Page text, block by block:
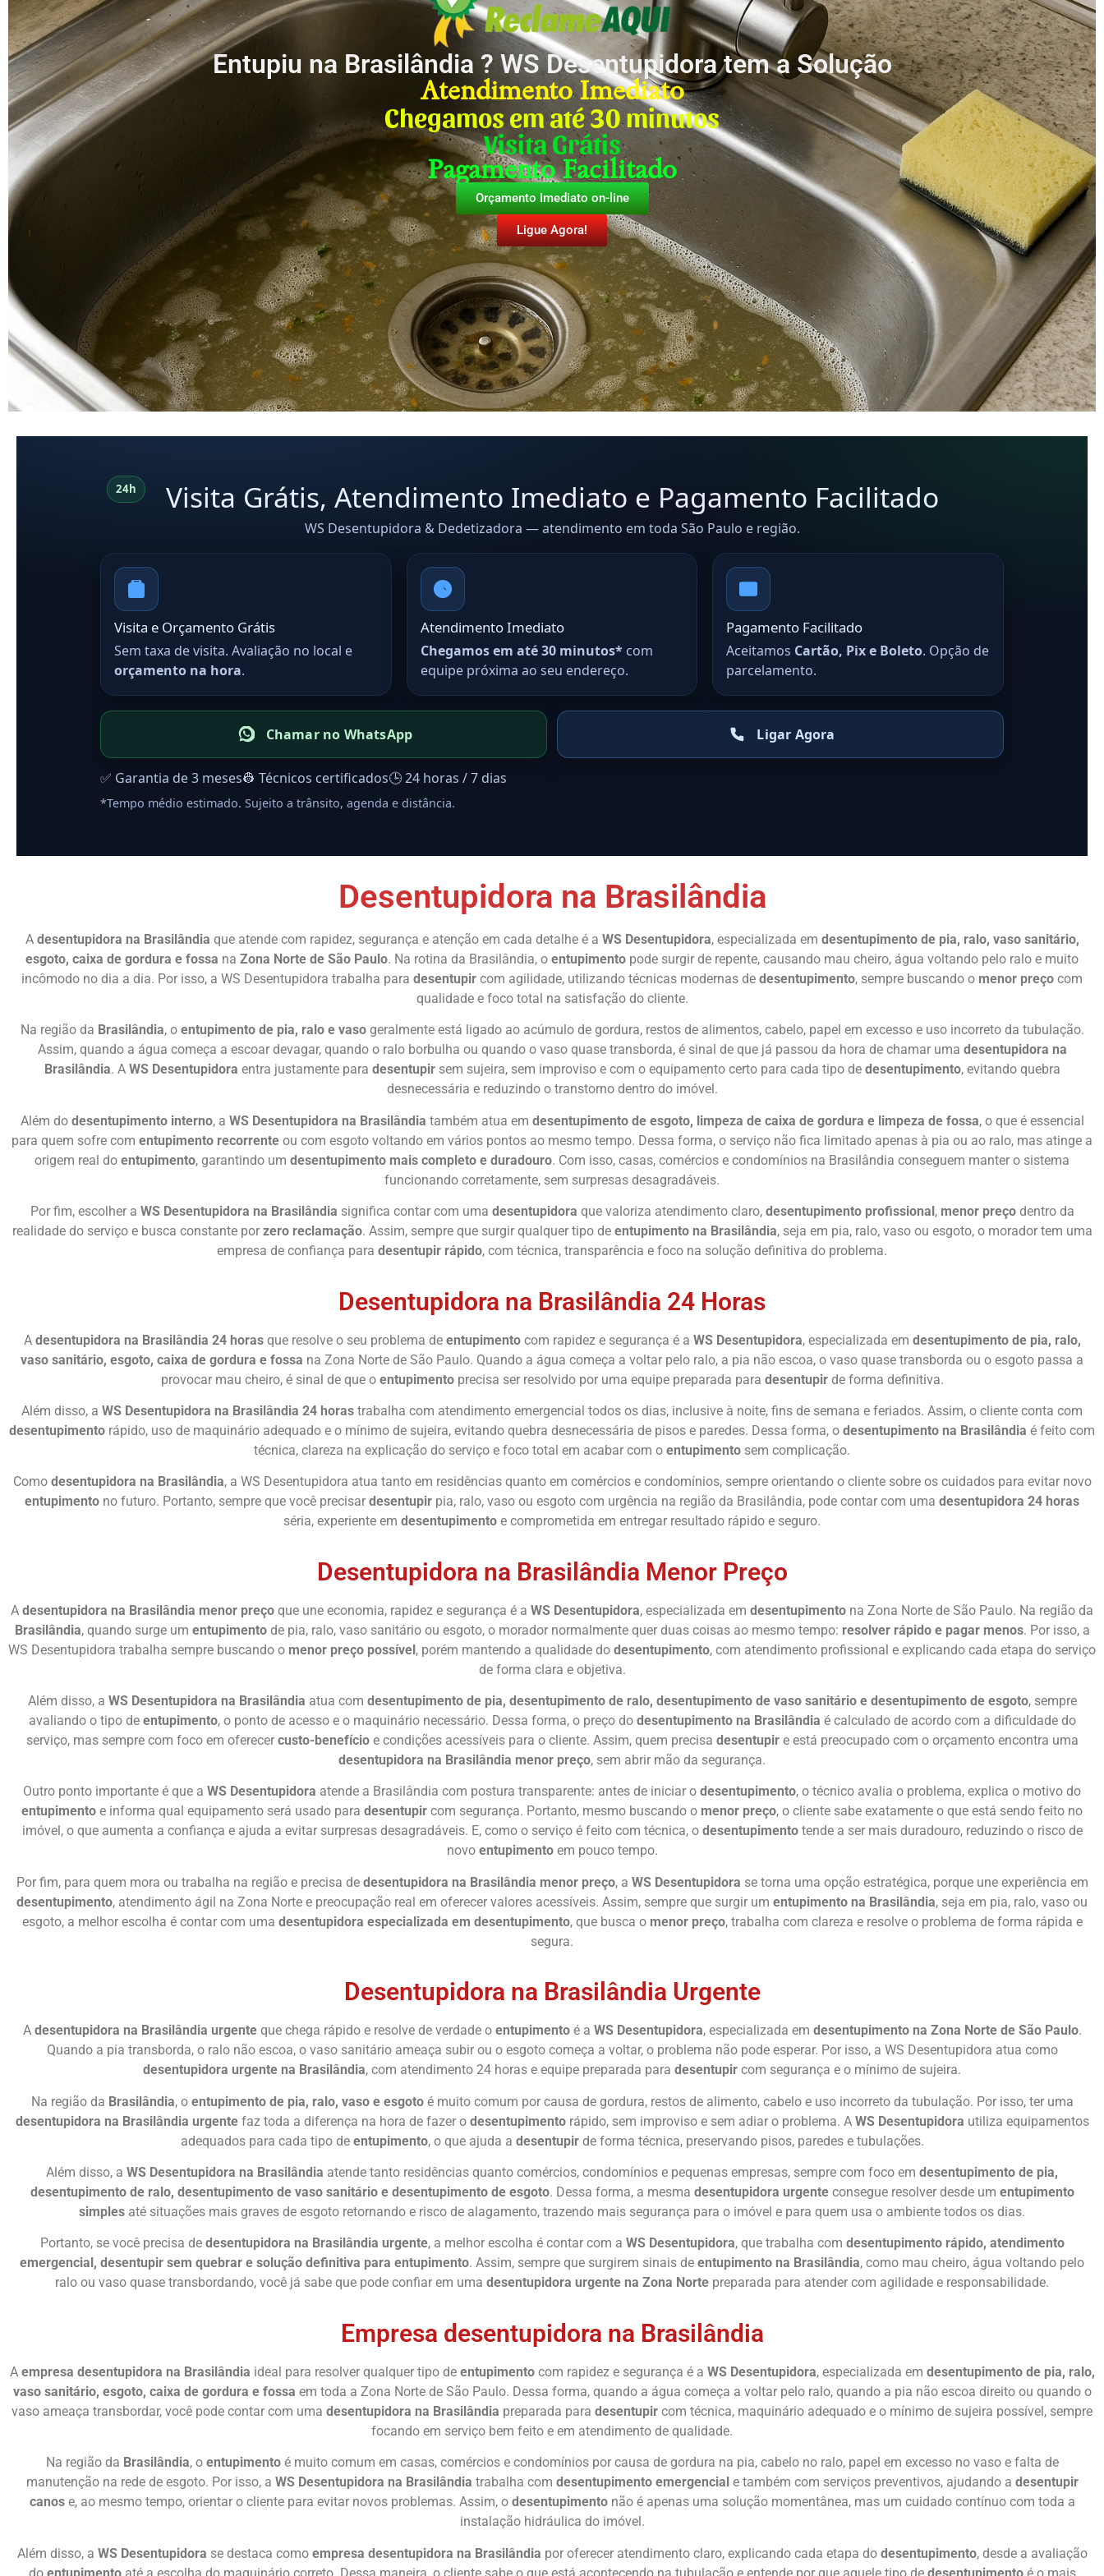
Entupiu na Brasilândia ? WS Desentupidora tem a Solução
Atendimento Imediato
Chegamos em até 30 minutos
Visita Grátis
Pagamento Facilitado
Orçamento Imediato on-line
Ligue Agora!
24h Visita Grátis, Atendimento Imediato e Pagamento Facilitado
WS Desentupidora & Dedetizadora — atendimento em toda São Paulo e região.
Visita e Orçamento Grátis
Sem taxa de visita. Avaliação no local e
orçamento na hora.
Atendimento Imediato
Chegamos em até 30 minutos*com
equipe próxima ao seu endereço.
Pagamento Facilitado
Aceitamos Cartão, Pix e Boleto. Opção de
parcelamento.
Chamar no WhatsApp Ligar Agora
✅ Garantia de 3 meses👷 Técnicos certificados🕒 24 horas / 7 dias
*Tempo médio estimado. Sujeito a trânsito, agenda e distância.
Desentupidora na Brasilândia
A desentupidora na Brasilândia que atende com rapidez, segurança e atenção em cada detalhe é a WS Desentupidora, especializada em desentupimento de pia, ralo, vaso sanitário,
esgoto, caixa de gordura e fossa na Zona Norte de São Paulo. Na rotina da Brasilândia, o entupimento pode surgir de repente, causando mau cheiro, água voltando pelo ralo e muito
incômodo no dia a dia. Por isso, a WS Desentupidora trabalha para desentupir com agilidade, utilizando técnicas modernas de desentupimento, sempre buscando o menor preço com
qualidade e foco total na satisfação do cliente.
Na região da Brasilândia, o entupimento de pia, ralo e vasogeralmente está ligado ao acúmulo de gordura, restos de alimentos, cabelo, papel em excesso e uso incorreto da tubulação.
Assim, quando a água começa a escoar devagar, quando o ralo borbulha ou quando o vaso quase transborda, é sinal de que já passou da hora de chamar uma desentupidora na
Brasilândia. A WS Desentupidora entra justamente para desentupirsem sujeira, sem improviso e com o equipamento certo para cada tipo de desentupimento, evitando quebra
desnecessária e reduzindo o transtorno dentro do imóvel.
Além do desentupimento interno, a WS Desentupidora na Brasilândia também atua em desentupimento de esgoto, limpeza de caixa de gordura e limpeza de fossa, o que é essencial
para quem sofre com entupimento recorrente ou com esgoto voltando em vários pontos ao mesmo tempo. Dessa forma, o serviço não fica limitado apenas à pia ou ao ralo, mas atinge a
origem real do entupimento, garantindo um desentupimento mais completo e duradouro. Com isso, casas, comércios e condomínios na Brasilândia conseguem manter o sistema
funcionando corretamente, sem surpresas desagradáveis.
Por fim, escolher a WS Desentupidora na Brasilândia significa contar com uma desentupidora que valoriza atendimento claro, desentupimento profissional, menor preçodentro da
realidade do serviço e busca constante por zero reclamação. Assim, sempre que surgir qualquer tipo de entupimento na Brasilândia, seja em pia, ralo, vaso ou esgoto, o morador tem uma
empresa de confiança para desentupir rápido, com técnica, transparência e foco na solução definitiva do problema.
Desentupidora na Brasilândia 24 Horas
A desentupidora na Brasilândia 24 horasque resolve o seu problema de entupimentocom rapidez e segurança é a WS Desentupidora, especializada em desentupimento de pia, ralo,
vaso sanitário, esgoto, caixa de gordura e fossa na Zona Norte de São Paulo. Quando a água começa a voltar pelo ralo, a pia não escoa, o vaso quase transborda ou o esgoto passa a
provocar mau cheiro, é sinal de que o entupimentoprecisa ser resolvido por uma equipe preparada para desentupirde forma definitiva.
Além disso, a WS Desentupidora na Brasilândia 24 horas trabalha com atendimento emergencial todos os dias, inclusive à noite, fins de semana e feriados. Assim, o cliente conta com
desentupimento rápido, uso de maquinário adequado e o mínimo de sujeira, evitando quebra desnecessária de pisos e paredes. Dessa forma, o desentupimento na Brasilândia é feito com
técnica, clareza na explicação do serviço e foco total em acabar com o entupimento sem complicação.
Como desentupidora na Brasilândia, a WS Desentupidora atua tanto em residências quanto em comércios e condomínios, sempre orientando o cliente sobre os cuidados para evitar novo
entupimento no futuro. Portanto, sempre que você precisar desentupir pia, ralo, vaso ou esgoto com urgência na região da Brasilândia, pode contar com uma desentupidora 24 horas
séria, experiente em desentupimento e comprometida em entregar resultado rápido e seguro.
Desentupidora na Brasilândia Menor Preço
A desentupidora na Brasilândia menor preço que une economia, rapidez e segurança é a WS Desentupidora, especializada em desentupimento na Zona Norte de São Paulo. Na região da
Brasilândia, quando surge um entupimentode pia, ralo, vaso sanitário ou esgoto, o morador normalmente quer duas coisas ao mesmo tempo: resolver rápido e pagar menos. Por isso, a
WS Desentupidora trabalha sempre buscando o menor preço possível, porém mantendo a qualidade do desentupimento, com atendimento profissional e explicando cada etapa do serviço
de forma clara e objetiva.
Além disso, a WS Desentupidora na Brasilândia atua com desentupimento de pia, desentupimento de ralo, desentupimento de vaso sanitário e desentupimento de esgoto, sempre
avaliando o tipo de entupimento, o ponto de acesso e o maquinário necessário. Dessa forma, o preço do desentupimento na Brasilândia é calculado de acordo com a dificuldade do
serviço, mas sempre com foco em oferecer custo-benefícioe condições acessíveis para o cliente. Assim, quem precisa desentupire está preocupado com o orçamento encontra uma
desentupidora na Brasilândia menor preço, sem abrir mão da segurança.
Outro ponto importante é que a WS Desentupidora atende a Brasilândia com postura transparente: antes de iniciar o desentupimento, o técnico avalia o problema, explica o motivo do
entupimento e informa qual equipamento será usado para desentupir com segurança. Portanto, mesmo buscando o menor preço, o cliente sabe exatamente o que está sendo feito no
imóvel, o que aumenta a confiança e ajuda a evitar surpresas desagradáveis. E, como o serviço é feito com técnica, o desentupimentotende a ser mais duradouro, reduzindo o risco de
novo entupimentoem pouco tempo.
Por fim, para quem mora ou trabalha na região e precisa de desentupidora na Brasilândia menor preço, a WS Desentupidora se torna uma opção estratégica, porque une experiência em
desentupimento, atendimento ágil na Zona Norte e preocupação real em oferecer valores acessíveis. Assim, sempre que surgir um entupimento na Brasilândia, seja em pia, ralo, vaso ou
esgoto, a melhor escolha é contar com uma desentupidora especializada em desentupimento, que busca o menor preço, trabalha com clareza e resolve o problema de forma rápida e
segura.
Desentupidora na Brasilândia Urgente
A desentupidora na Brasilândia urgenteque chega rápido e resolve de verdade o entupimentoé a WS Desentupidora, especializada em desentupimento na Zona Norte de São Paulo.
Quando a pia transborda, o ralo não escoa, o vaso sanitário ameaça subir ou o esgoto começa a voltar, o problema não pode esperar. Por isso, a WS Desentupidora atua como
desentupidora urgente na Brasilândia, com atendimento 24 horas e equipe preparada para desentupir com segurança e o mínimo de sujeira.
Na região da Brasilândia, o entupimento de pia, ralo, vaso e esgotoé muito comum por causa de gordura, restos de alimento, cabelo e uso incorreto da tubulação. Por isso, ter uma
desentupidora na Brasilândia urgentefaz toda a diferença na hora de fazer o desentupimentorápido, sem improviso e sem adiar o problema. A WS Desentupidora utiliza equipamentos
adequados para cada tipo de entupimento, o que ajuda a desentupirde forma técnica, preservando pisos, paredes e tubulações.
Além disso, a WS Desentupidora na Brasilândia atende tanto residências quanto comércios, condomínios e pequenas empresas, sempre com foco em desentupimento de pia,
desentupimento de ralo, desentupimento de vaso sanitário e desentupimento de esgoto. Dessa forma, a mesma desentupidora urgenteconsegue resolver desde um entupimento
simples até situações mais graves de esgoto retornando e risco de alagamento, trazendo mais segurança para o imóvel e para quem usa o ambiente todos os dias.
Portanto, se você precisa de desentupidora na Brasilândia urgente, a melhor escolha é contar com a WS Desentupidora, que trabalha com desentupimento rápido, atendimento
emergencial, desentupir sem quebrar e solução definitiva para entupimento. Assim, sempre que surgirem sinais de entupimento na Brasilândia, como mau cheiro, água voltando pelo
ralo ou vaso quase transbordando, você já sabe que pode confiar em uma desentupidora urgente na Zona Norte preparada para atender com agilidade e responsabilidade.
Empresa desentupidora na Brasilândia
A empresa desentupidora na Brasilândia ideal para resolver qualquer tipo de entupimentocom rapidez e segurança é a WS Desentupidora, especializada em desentupimento de pia, ralo,
vaso sanitário, esgoto, caixa de gordura e fossa em toda a Zona Norte de São Paulo. Dessa forma, quando a água começa a voltar pelo ralo, quando a pia não escoa direito ou quando o
vaso ameaça transbordar, você pode contar com uma desentupidora na Brasilândia preparada para desentupir com técnica, maquinário adequado e o mínimo de sujeira possível, sempre
focando em serviço bem feito e em atendimento de qualidade.
Na região da Brasilândia, o entupimentoé muito comum em casas, comércios e condomínios por causa de gordura na pia, cabelo no ralo, papel em excesso no vaso e falta de
manutenção na rede de esgoto. Por isso, a WS Desentupidora na Brasilândia trabalha com desentupimento emergencial e também com serviços preventivos, ajudando a desentupir
canose, ao mesmo tempo, orientar o cliente para evitar novos problemas. Assim, o desentupimentonão é apenas uma solução momentânea, mas um cuidado contínuo com toda a
instalação hidráulica do imóvel.
Além disso, a WS Desentupidora se destaca como empresa desentupidora na Brasilândia por oferecer atendimento claro, explicando cada etapa do desentupimento, desde a avaliação
do entupimentoaté a escolha do maquinário correto. Dessa maneira, o cliente sabe o que está acontecendo na tubulação e entende por que aquele tipo de desentupimentoé o mais